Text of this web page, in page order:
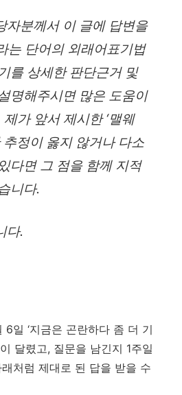
자분께서 이 글에 답변을
는 단어의 외래어표기법
를 상세한 판단근거 및
명해주시면 많은 도움이
가 앞서 제시한 ‘맬웨
추정이 옳지 않거나 다소
다면 그 점을 함께 지적
니다.
다.
일 ‘지금은 곤란하다 좀 더 기
달렸고, 질문을 남긴지 1주일
처럼 제대로 된 답을 받을 수